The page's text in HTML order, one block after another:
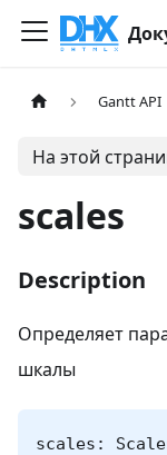
Gantt API
На этой
scales
Description
Определяет
шкалы
scales: